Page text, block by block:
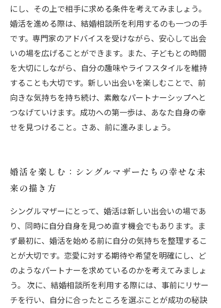
にし、その上で相手に求める条件を考えてみましょう。
婚活を進める際は、結婚相談所を利用するのも一つの手
です。専門家のアドバイスを受けながら、安心して出会
いの場を広げることができます。また、子どもとの時間
を大切にしながら、自分の趣味やライフスタイルを維持
することも大切です。新しい出会いを楽しむことで、前
向きな気持ちを持ち続け、素敵なパートナーシップへと
つなげていけます。成功への第一歩は、あなた自身の幸
せを見つけること。さあ、前に進みましょう。
婚活を楽しむ：シングルマザーたちの幸せな未
来の描き方
シングルマザーにとって、婚活は新しい出会いの場であ
り、同時に自分自身を見つめ直す機会でもあります。ま
ず最初に、婚活を始める前に自分の気持ちを整理するこ
とが大切です。恋愛に対する期待や希望を明確にし、ど
のようなパートナーを求めているのかを考えてみましょ
う。 次に、結婚相談所を利用する際には、事前にリサー
チを行い、自分に合ったところを選ぶことが成功の秘訣